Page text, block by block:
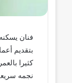
فنان
بتقديم
كثيرا
نجمه